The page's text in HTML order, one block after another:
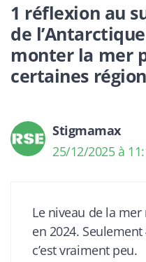
1 réflexion au
de
monter la mer
certaines
Stigmamax
25/12/2025 à
Le niveau de la mer
en 2024.
c’est vraiment peu.